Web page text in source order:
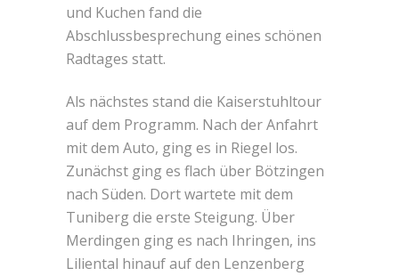
und Kuchen fand die
Abschlussbesprechung eines schönen
Radtages statt.
Als nächstes stand die Kaiserstuhltour
auf dem Programm. Nach der Anfahrt
mit dem Auto, ging es in Riegel los.
Zunächst ging es flach über Bötzingen
nach Süden. Dort wartete mit dem
Tuniberg die erste Steigung. Über
Merdingen ging es nach Ihringen, ins
Liliental hinauf auf den Lenzenberg